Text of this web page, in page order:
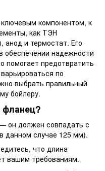
компонентом, к
как ТЭН
анод и термостат. Его
обеспечении надежности
помогает предотвратить
по
выбрать правильный
бойлеру.
он должен совпадать с
данном случае 125 мм).
что длина
вашим требованиям.